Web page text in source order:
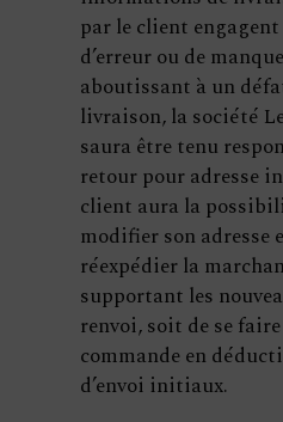
par le client
d’erreur ou de
aboutissant à un
livraison, la société
saura être tenu
retour pour adresse
client aura la
modifier son adresse
réexpédier la
supportant les
renvoi, soit de se
commande en
d’envoi initiaux.